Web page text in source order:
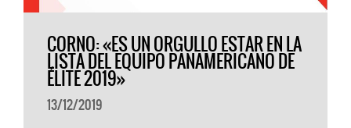
CORNO: «ES UN ORGULLO ESTAR EN LA
LISTA DEL EQUIPO PANAMERICANO DE
ÉLITE 2019»
13/12/2019